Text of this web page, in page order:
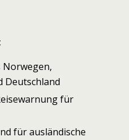
Norwegen,
Deutschland
für
für ausländische